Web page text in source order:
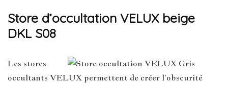
Store d’occultation VELUX beige
DKL S08
Les stores
occultants VELUX permettent de créer l’obscurité